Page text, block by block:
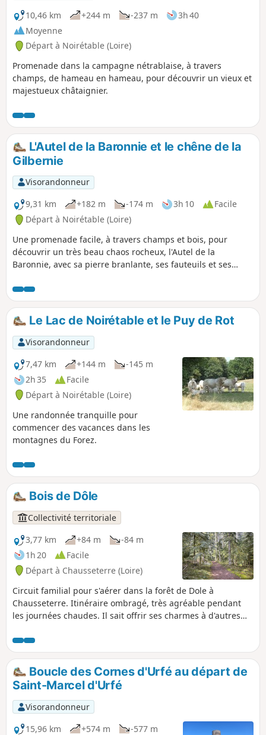
10,46 km
+244 m -237 m
3h 40
Moyenne
Départ à Noirétable (Loire)
Promenade dans la campagne nétrablaise, à travers
champs, de hameau en hameau, pour découvrir un vieux et
majestueux châtaignier.
L'Autel de la Baronnie et le chêne de la
Gilbernie
Visorandonneur
9,31 km
+182 m -174 m 3h 10
Facile
Départ à Noirétable (Loire)
Une promenade facile, à travers champs et bois, pour
découvrir un très beau chaos rocheux, l'Autel de la
Baronnie, avec sa pierre branlante, ses fauteuils et ses
Gilbernie.
Le Lac de Noirétable et le Puy de Rot
Visorandonneur
7,47 km
+144 m
-145 m
2h 35
Facile
Départ à Noirétable (Loire)
Une randonnée tranquille pour
commencer des vacances dans les
montagnes du Forez.
Bois de Dôle
Collectivité territoriale
3,77 km
+84 m
-84 m
1h 20
Facile
Départ à Chausseterre (Loire)
Circuit familial pour s'aérer dans la forêt de Dole à
Chausseterre. Itinéraire ombragé, très agréable pendant
les journées chaudes. Il sait offrir ses charmes à d'autres
random et la Communauté de communes du Pays d'Urfé
avec le N°28.
Boucle des Cornes d'Urfé au départ de
Saint-Marcel d'Urfé
Visorandonneur
15,96 km
+574 m
-577 m